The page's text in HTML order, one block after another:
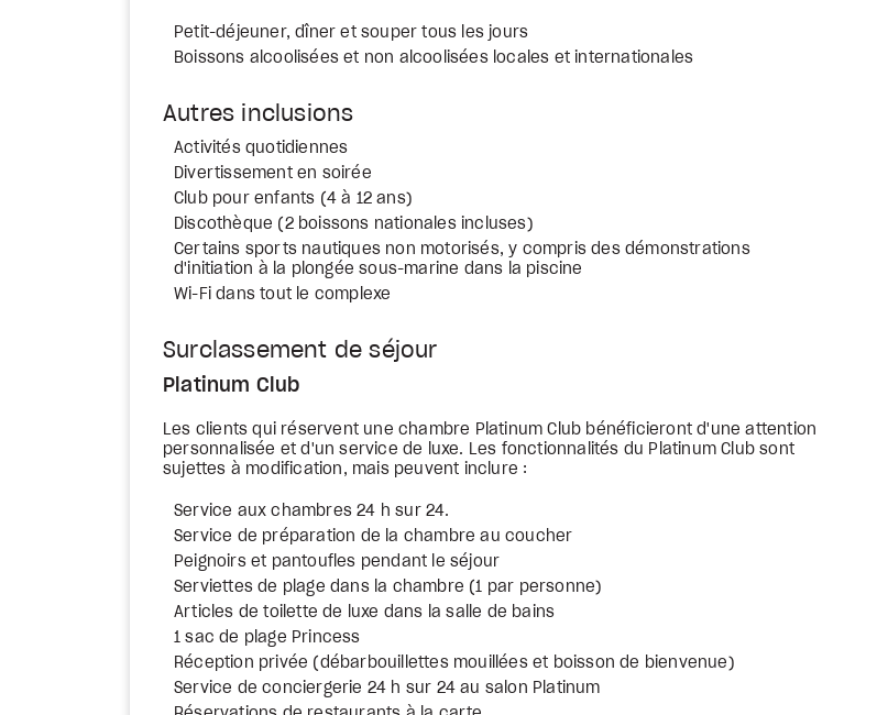
Petit-déjeuner, dîner et souper tous les jours
Boissons alcoolisées et non alcoolisées locales et internationales
Autres inclusions
Activités quotidiennes
Divertissement en soirée
Club pour enfants (4 à 12 ans)
Discothèque (2 boissons nationales incluses)
Certains sports nautiques non motorisés, y compris des démonstrations
d'initiation à la plongée sous-marine dans la piscine
Wi-Fi dans tout le complexe
Surclassement de séjour
Platinum Club
Les clients qui réservent une chambre Platinum Club bénéficieront d'une attention
personnalisée et d'un service de luxe. Les fonctionnalités du Platinum Club sont
sujettes à modification, mais peuvent inclure :
Service aux chambres 24 h sur 24.
Service de préparation de la chambre au coucher
Peignoirs et pantoufles pendant le séjour
Serviettes de plage dans la chambre (1 par personne)
Articles de toilette de luxe dans la salle de bains
1 sac de plage Princess
Réception privée (débarbouillettes mouillées et boisson de bienvenue)
Service de conciergerie 24 h sur 24 au salon Platinum